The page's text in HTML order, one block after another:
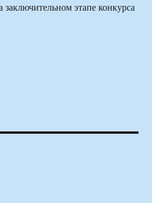
этапе конкурса